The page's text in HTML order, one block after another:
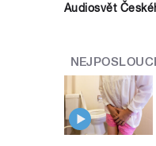
Audiosvět